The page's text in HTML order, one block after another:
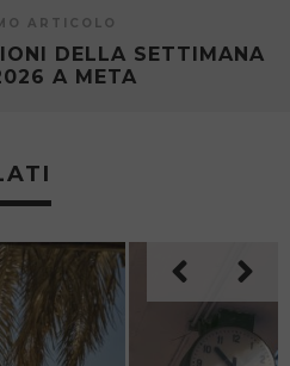
ARTICOLO
DELLA SETTIMANA
A META